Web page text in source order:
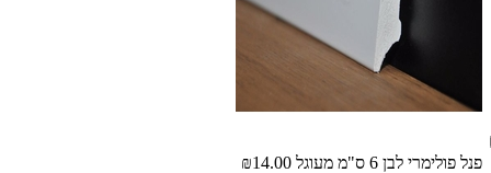
פנל פולימרי לבן 6 ס"מ מעוגל ₪14.00